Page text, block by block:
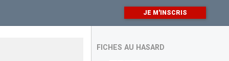
JE M'INSCRIS
FICHES AU HASARD